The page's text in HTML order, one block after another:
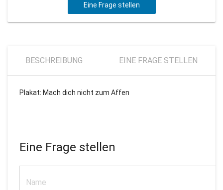
Eine Frage stellen
BESCHREIBUNG EINE FRAGE STELLEN
Plakat: Mach dich nicht zum Affen
Eine Frage stellen